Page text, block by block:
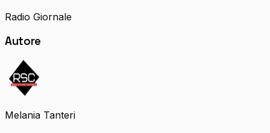
Radio Giornale
Autore
Melania Tanteri